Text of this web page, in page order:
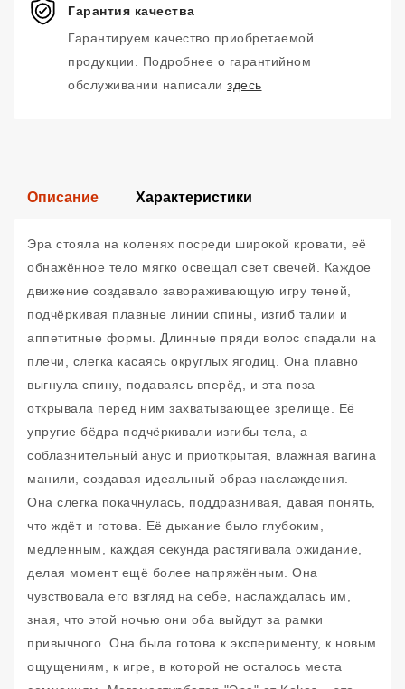
Гарантия качества
Гарантируем качество приобретаемой
продукции. Подробнее о гарантийном
обслуживании написали здесь
Описание Характеристики
Эра стояла на коленях посреди широкой кровати, её
обнажённое тело мягко освещал свет свечей. Каждое
движение создавалo завораживающую игру теней,
подчёркивая плавные линии спины, изгиб талии и
аппетитные формы. Длинные пряди волос спадали на
плечи, слегка касаясь округлых ягодиц. Она плавно
выгнула спину, подаваясь вперёд, и эта поза
открывала перед ним захватывающее зрелище. Её
упругие бёдра подчёркивали изгибы тела, а
соблазнительный анус и приоткрытая, влажная вагина
манили, создавая идеальный образ наслаждения.
Она слегка покачнулась, поддразнивая, давая понять,
что ждёт и готова. Её дыхание было глубоким,
медленным, каждая секунда растягивала ожидание,
делая момент ещё более напряжённым. Она
чувствовала его взгляд на себе, наслаждалась им,
зная, что этой ночью они оба выйдут за рамки
привычного. Она была готова к эксперименту, к новым
ощущениям, к игре, в которой не осталось места